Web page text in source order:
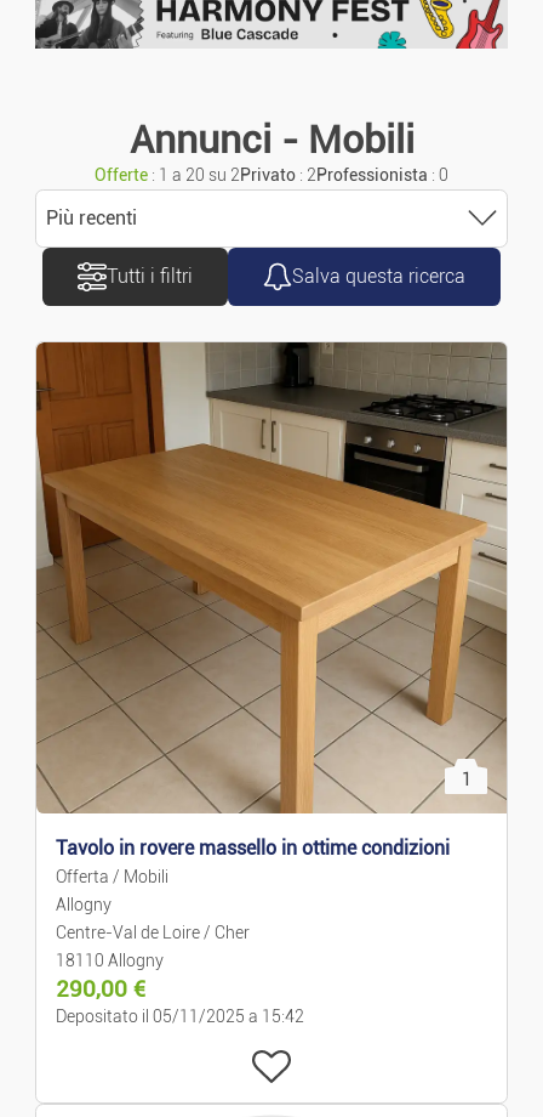
Carovane
Furgoni/Camion
Accessori/Ricambi
Navigazione
Bicicletta
Immobiliare
Case Per Le Vacanze
Case/appart. In Affitto
Case/Appart. In Vendita
Campi
Condivisione Piatta
Autorimesse
Uffici
Business E Commercio
Annunci urgenti
Annunci - Mobili
Offerte : 1 a 20 su 2Privato : 2Professionista : 0
Più recenti
Ordinare
Più recenti
Prezzo crescente
Prezzo decrescente
Tutti i filtri Salva questa ricerca
1
Tavolo in rovere massello in ottime condizioni
Offerta / Mobili
Allogny
Centre-Val de Loire / Cher
18110 Allogny
290,00 €
Depositato il 05/11/2025 a 15:42